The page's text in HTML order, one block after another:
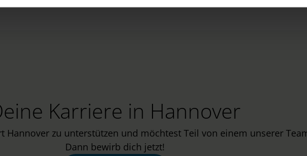
Karriere in Hannover
Hannover zu unterstützen und möchtest Teil von einem unserer
Dann bewirb dich jetzt!